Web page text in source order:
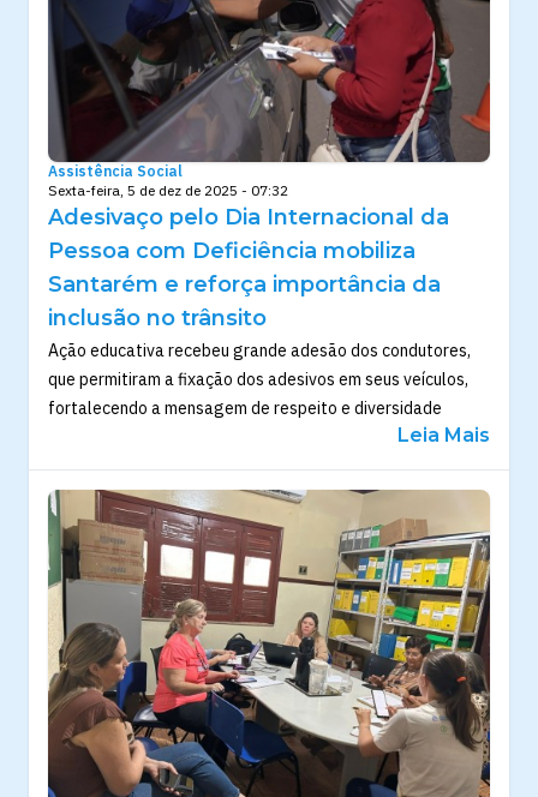
Assistência Social
Sexta-feira, 5 de dez de 2025 - 07:32
Adesivaço pelo Dia Internacional da
Pessoa com Deficiência mobiliza
Santarém e reforça importância da
inclusão no trânsito
Ação educativa recebeu grande adesão dos condutores,
que permitiram a fixação dos adesivos em seus veículos,
fortalecendo a mensagem de respeito e diversidade
Leia Mais